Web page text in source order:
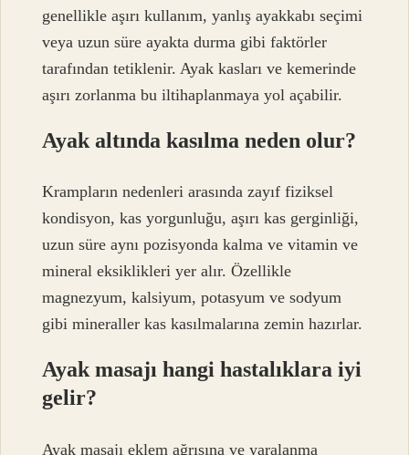
genellikle aşırı kullanım, yanlış ayakkabı seçimi
veya uzun süre ayakta durma gibi faktörler
tarafından tetiklenir. Ayak kasları ve kemerinde
aşırı zorlanma bu iltihaplanmaya yol açabilir.
Ayak altında kasılma neden olur?
Krampların nedenleri arasında zayıf fiziksel
kondisyon, kas yorgunluğu, aşırı kas gerginliği,
uzun süre aynı pozisyonda kalma ve vitamin ve
mineral eksiklikleri yer alır. Özellikle
magnezyum, kalsiyum, potasyum ve sodyum
gibi mineraller kas kasılmalarına zemin hazırlar.
Ayak masajı hangi hastalıklara iyi
gelir?
Ayak masajı eklem ağrısına ve yaralanma